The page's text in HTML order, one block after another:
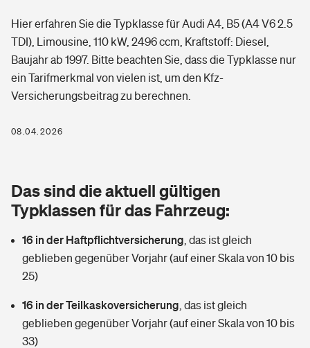
Grundfähigkeitsversicherung
Arbeitsrechtsschutz
Berufshaftpflichtversicherung
Zur Übersicht
Tools
Wer versichert was: Jetzt Versicherer finden
Sie haben Fragen?
Glasversicherung
Mietkautionsversicherung
Restkreditversicherung
Zur Übersicht
Freizeit
Pri­vate Haft­pflicht­
Kinderunfall­ver­si­che­rung
Kinderinvalidität
Hundehalter-Haftpflicht
Gesundheit
Private Krankenversicherung
Dread-Disease-Versicherung
Tierkrankenversicherung
Zur Übersicht
Tools
Hier erfahren Sie die Typklasse für Audi A4, B5 (A4 V6 2.5
TDI), Limousine, 110 kW, 2496 ccm, Kraftstoff: Diesel,
Baujahr ab 1997. Bitte beachten Sie, dass die Typklasse nur
ein Tarifmerkmal von vielen ist, um den Kfz-
Versicherungsbeitrag zu berechnen.
08.04.2026
Das sind die aktuell gültigen
Typklassen für das Fahrzeug:
16 in der Haftpflichtversicherung das ist gleich
geblieben gegenüber Vorjahr (auf einer Skala von 10 bis
25)
16 in der Teilkaskoversicherung das ist gleich
geblieben gegenüber Vorjahr (auf einer Skala von 10 bis
33)